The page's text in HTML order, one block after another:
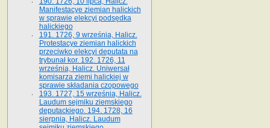
Manifestacye ziemian halickich
w sprawie elekcyi podsędka
halickiego
191. 1726, 9 września, Halicz.
Protestacye ziemian halickich
przeciwko elekcyi deputata na
trybunał kor. 192. 1726, 11
września, Halicz. Uniwersał
komisarza ziemi halickiej w
sprawie składania czopowego
193. 1727, 15 września, Halicz.
Laudum sejmiku ziemskiego
deputackiego. 194. 1728, 16
sierpnia, Halicz. Laudum